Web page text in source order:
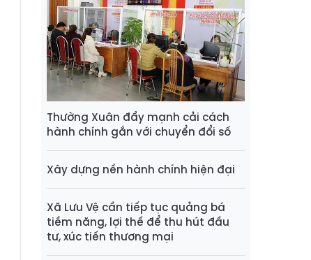
Thường Xuân đẩy mạnh cải cách
hành chính gắn với chuyển đổi số
Xây dựng nền hành chính hiện đại
Xã Lưu Vệ cần tiếp tục quảng bá
tiềm năng, lợi thế để thu hút đầu
tư, xúc tiến thương mại